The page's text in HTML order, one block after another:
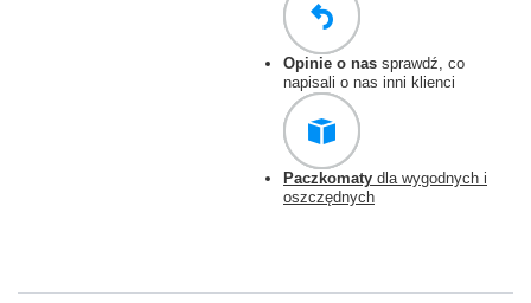
Opinie o nas sprawdź, co
napisali o nas inni klienci
Paczkomaty dla wygodnych i
oszczędnych